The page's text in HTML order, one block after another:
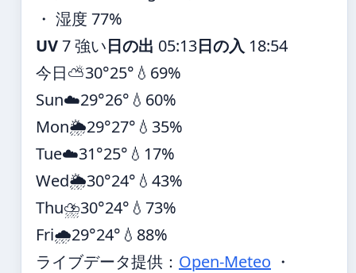
・ 湿度 77%
UV7 強い日の出 05:13日の入 18:54
今日⛅30°25° 💧69%
Sun☁️29°26° 💧60%
Mon🌦️29°27° 💧35%
Tue☁️31°25° 💧17%
Wed🌦️30°24° 💧43%
Thu⛈️30°24° 💧73%
Fri🌧️29°24° 💧88%
ライブデータ提供： Open-Meteo ・